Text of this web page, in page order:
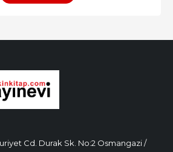
Cd. Durak Sk. No:2 Osmangazi /